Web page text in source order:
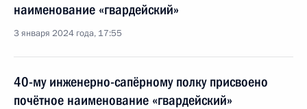
наименование «гвардейский»
3 января 2024 года, 17:55
40-му инженерно-сапёрному полку присвоено
почётное наименование «гвардейский»